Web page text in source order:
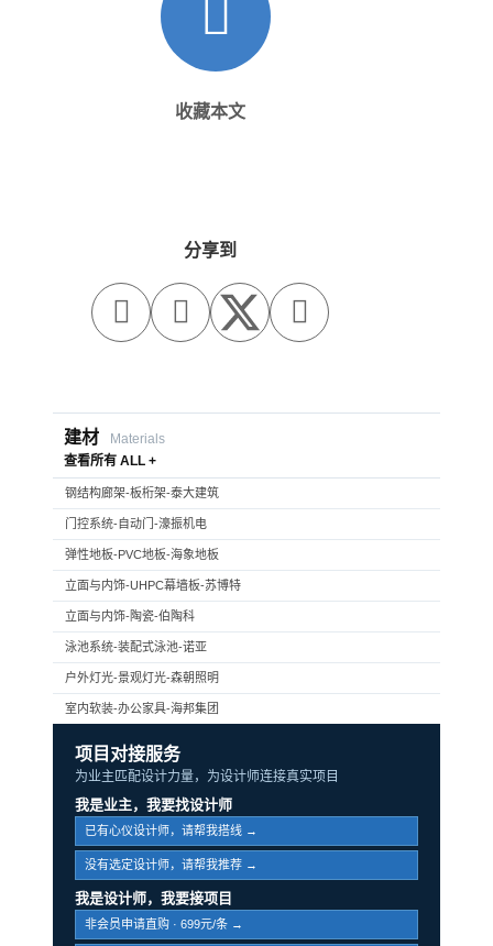
收藏本文
分享到
  
建材
Materials
查看所有 ALL +
钢结构廊架-板桁架-泰大建筑
门控系统-自动门-濠振机电
弹性地板-PVC地板-海象地板
立面与内饰-UHPC幕墙板-苏博特
立面与内饰-陶瓷-伯陶科
泳池系统-装配式泳池-诺亚
户外灯光-景观灯光-森朝照明
室内软装-办公家具-海邦集团
项目对接服务
为业主匹配设计力量，为设计师连接真实项目
我是业主，我要找设计师
已有心仪设计师，请帮我搭线 →
没有选定设计师，请帮我推荐 →
我是设计师，我要接项目
非会员申请直购 · 699元/条 →